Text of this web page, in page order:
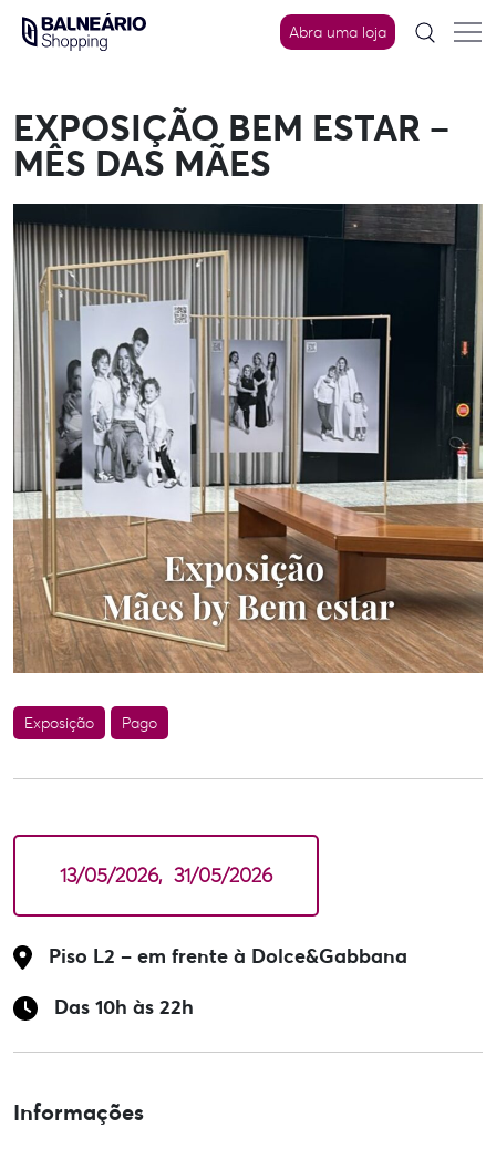
content
Abra uma loja
EXPOSIÇÃO BEM ESTAR –
MÊS DAS MÃES
Exposição Pago
13/05/2026 31/05/2026
Piso L2 – em frente à Dolce&Gabbana
Das 10h às 22h
Informações